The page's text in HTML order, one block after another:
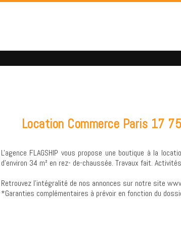
Location Commerce Paris 17
L'agence FLAGSHIP vous propose une boutique à la
d'environ 34 m² en rez- de-chaussée. Travaux fait.
Retrouvez l’intégralité de nos annonces sur notre site
*Garanties complémentaires à prévoir en fonction du